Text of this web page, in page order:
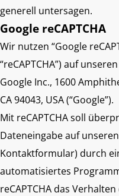
generell untersagen.
Google reCAPTCHA
Wir nutzen “Google
“reCAPTCHA”) auf
Google Inc., 1600
CA 94043, USA (“Google”).
Mit reCAPTCHA soll
Dateneingabe auf
Kontaktformular) durch
automatisiertes
reCAPTCHA das